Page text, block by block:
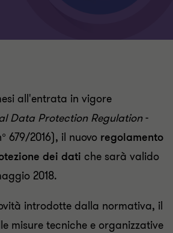
all'entrata in vigore
Data Protection Regulation-
679/2016), il nuovo regolamento
dei dati che sarà valido
2018.
introdotte dalla normativa, il
misure tecniche e organizzative